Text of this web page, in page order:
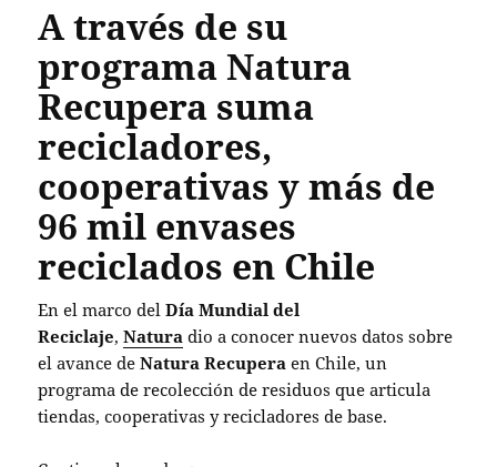
A través de su
programa Natura
Recupera suma
recicladores,
cooperativas y más de
96 mil envases
reciclados en Chile
En el marco delDía Mundial del
Reciclaje,Natura dio a conocer nuevos datos sobre
el avance deNatura Recupera en Chile, un
programa de recolección de residuos que articula
tiendas, cooperativas y recicladores de base.